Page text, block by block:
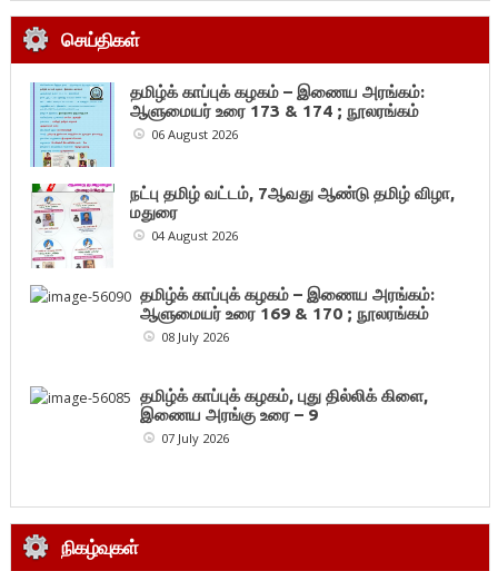
செய்திகள்
தமிழ்க் காப்புக் கழகம் – இணைய அரங்கம்:
ஆளுமையர் உரை 173 & 174 ; நூலரங்கம்
06 August 2026
நட்பு தமிழ் வட்டம், 7ஆவது ஆண்டு தமிழ் விழா,
மதுரை
04 August 2026
தமிழ்க் காப்புக் கழகம் – இணைய அரங்கம்:
ஆளுமையர் உரை 169 & 170 ; நூலரங்கம்
08 July 2026
தமிழ்க் காப்புக் கழகம், புது தில்லிக் கிளை,
இணைய அரங்கு உரை – 9
07 July 2026
நிகழ்வுகள்